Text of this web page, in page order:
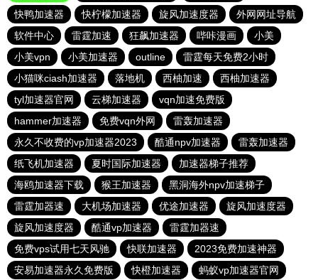
快鸭加速器
快柠檬加速器 旋风加速度器
外网网址导航
软件中心
雷霆加速 狂飙加速器 哔咔漫画
小美
小美vpn
小美加速器 outline
雷霆每天免费2小时
小猫咪ciash加速器
落地机 西柚加速
西柚加速器
tyl加速器官网
云梯加速器
vqn加速免费版
hammer加速器
免费vqn外网
雷轰加速器
永久不收费的vp加速器2023
酷通npv加速器
雷轰加速器
纸飞机加速器
夏时国际加速器
加速器梯子推荐
海鸥加速器下载
猴王加速器
黑洞海外npv加速梯子
雷霆加器速
大机场加速器 优途加速器
旋风加速度器
旋风加速度器
酷通vp加速器
雷霆加器速
免费vps试用七天风驰
快联加速器
2023免费加速神器
安易加速器永久免费版
快橙加速器 蚂蚁vp加速器官网